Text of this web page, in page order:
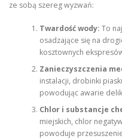
ze sobą szereg wyzwań:
Twardość wody: To
osadzające się na
kosztownych
Zanieczyszczenia
instalacji, drobinki
powodując awarie
Chlor i substancje
miejskich, chlor
powoduje